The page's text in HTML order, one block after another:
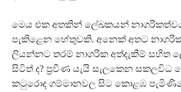
මෙය එක අතකින් ලේඛකයන්
පැකිළෙන හේතුවකි. අනෙක් අතට
ලියන්නට තරම් නාගරික අත්දැකීම් සහිත
සිටිත් ද? ප‍්‍රවීණ යැයි සැලකෙන
කටුරොද ගම්මානවල සිට කොළඹ